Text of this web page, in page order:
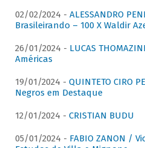
02/02/2024 - ALESSANDRO
Brasileirando – 100 X Waldir
26/01/2024 - LUCAS
Américas
19/01/2024 - QUINTETO CIRO
Negros em Destaque
12/01/2024 - CRISTIAN BUDU
05/01/2024 - FABIO ZANON /